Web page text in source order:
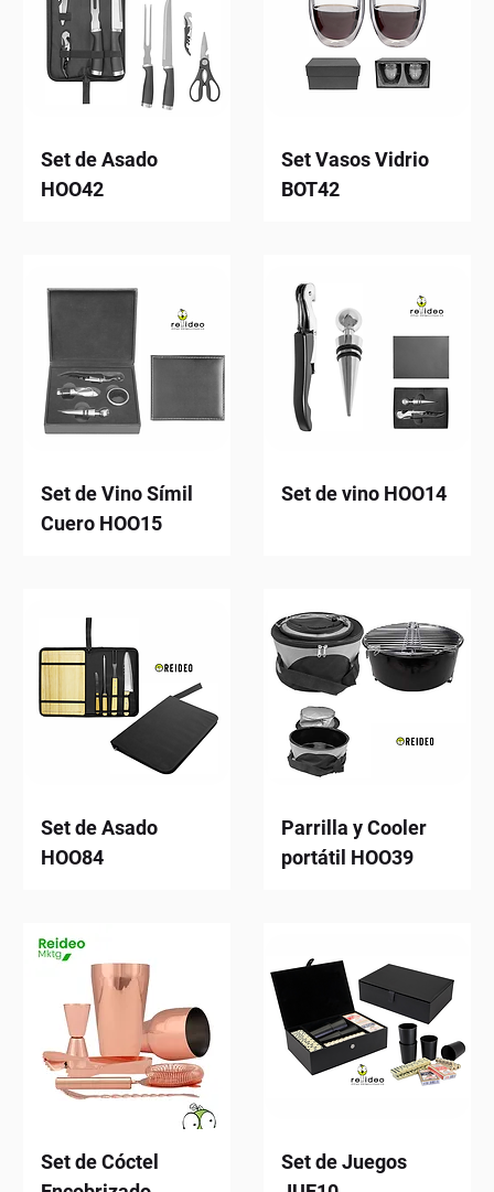
Set de Asado
HOO42
Set Vasos Vidrio
BOT42
Set de Vino Símil
Cuero HOO15
Set de vino HOO14
Set de Asado
HOO84
Parrilla y Cooler
portátil HOO39
Set de Cóctel
Set de Juegos